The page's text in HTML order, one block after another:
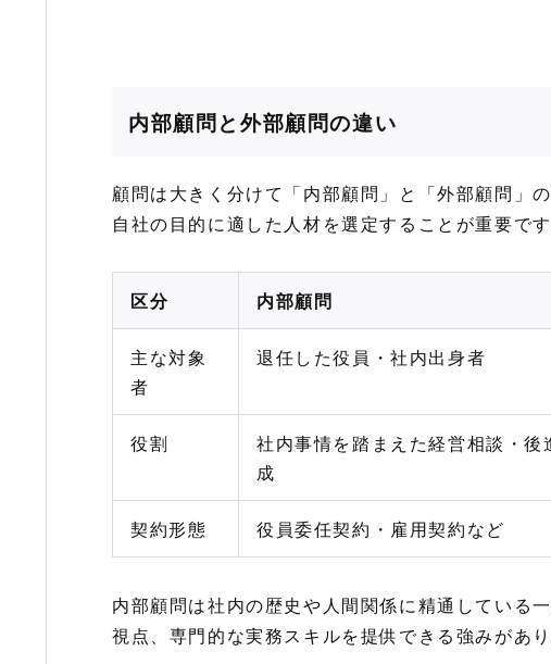
内部顧問と外部顧問の違い
顧問は大きく分けて「内部顧問」と「外部顧問」
自社の目的に適した人材を選定することが重要です
区分 内部顧問
主な対象
者
退任した役員・社内出身者
役割
社内事情を踏まえた経営相談・後
成
契約形態 役員委任契約・雇用契約など
内部顧問は社内の歴史や人間関係に精通している
視点、専門的な実務スキルを提供できる強みがあり